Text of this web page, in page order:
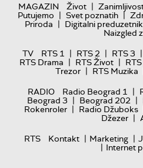
MAGAZIN
Život |
Putujemo | Svet poznatih |
Priroda | Digitalni preduzetnik
Naizgled
TV
RTS 1 | RTS 2 | RTS 3 |
RTS Drama | RTS Život |
Trezor | RTS Muzika
RADIO
Radio Beograd 1 |
Beograd 3 | Beograd 202 |
Rokenroler | Radio Džuboks
Džezer |
RTS
Kontakt | Marketing |
| Internet